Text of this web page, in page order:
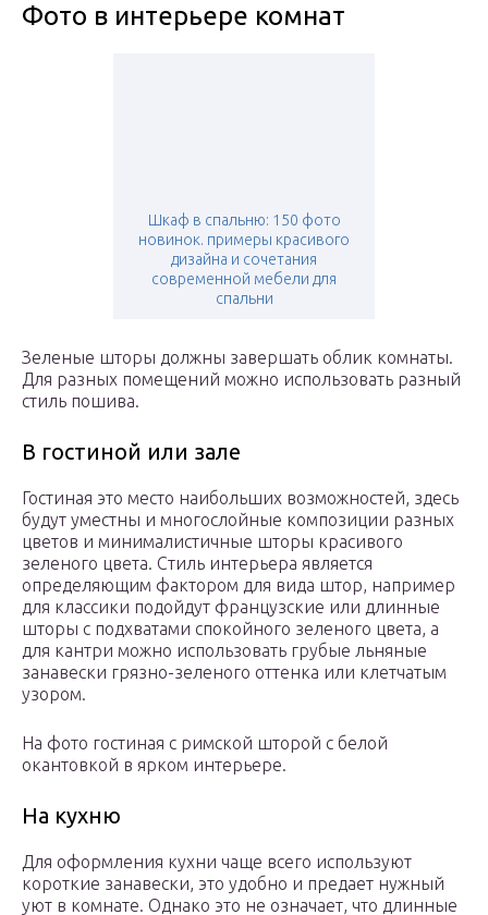
Фото в интерьере комнат
Шкаф в спальню: 150 фото
новинок. примеры красивого
дизайна и сочетания
современной мебели для
спальни
Зеленые шторы должны завершать облик комнаты.
Для разных помещений можно использовать разный
стиль пошива.
В гостиной или зале
Гостиная это место наибольших возможностей, здесь
будут уместны и многослойные композиции разных
цветов и минималистичные шторы красивого
зеленого цвета. Стиль интерьера является
определяющим фактором для вида штор, например
для классики подойдут французские или длинные
шторы с подхватами спокойного зеленого цвета, а
для кантри можно использовать грубые льняные
занавески грязно-зеленого оттенка или клетчатым
узором.
На фото гостиная с римской шторой с белой
окантовкой в ярком интерьере.
На кухню
Для оформления кухни чаще всего используют
короткие занавески, это удобно и предает нужный
уют в комнате. Однако это не означает, что длинные